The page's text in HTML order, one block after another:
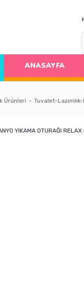
ANASAYFA
Ürünleri Tuvalet-